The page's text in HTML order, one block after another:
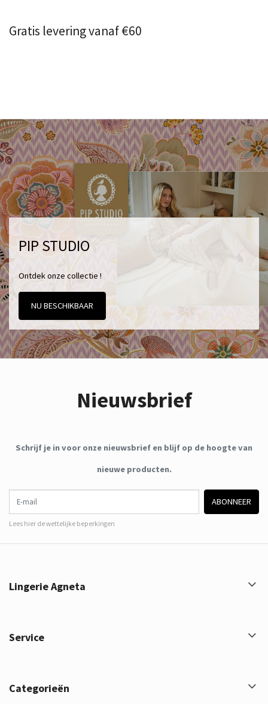
Gratis levering vanaf €60
PIP STUDIO
Ontdek onze collectie !
NU BESCHIKBAAR
Nieuwsbrief
Schrijf je in voor onze nieuwsbrief en blijf op de hoogte van
nieuwe producten.
ABONNEER
Lees hier de wettelijke beperkingen
Lingerie Agneta
Service
Categorieën